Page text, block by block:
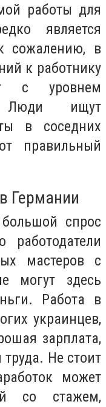
работы для
является
сожалению, в
к работнику
с уровнем
Люди ищут
в соседних
правильный
Германии
спрос
мастеров с
могут здесь
Работа в
украинцев,
зарплата,
Не стоит
может
со стажем,